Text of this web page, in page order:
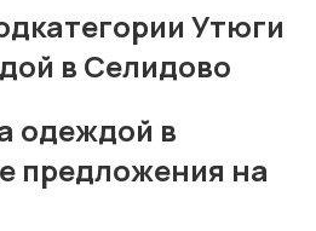
Утюги
в Селидово
одеждой в
предложения на